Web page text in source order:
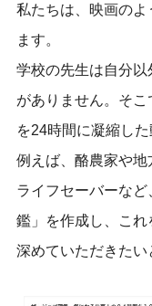
私たちは、映画の
ます。
学校の先生は自分
がありません。そ
を24時間に凝縮し
例えば、酪農家や
ライフセーバーな
鑑」を作成し、こ
深めていただきたい